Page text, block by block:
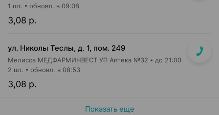
3,08 р.
1 шт. обновл. в 09:08
ул. Николы Теслы, д. 1, пом. 249
Мелисса МЕДФАРМИНВЕСТ УП Аптека №32 до 21:00
3,08 р.
2 шт. обновл. в 08:53
Показать еще